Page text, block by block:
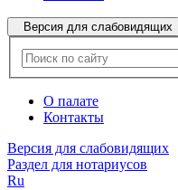
Версия для слабовидящих
О палате
Контакты
Версия для слабовидящих
Раздел для нотариусов
Ru